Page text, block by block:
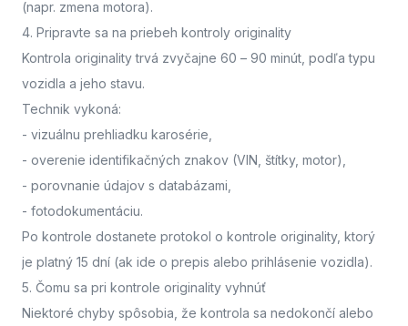
(napr. zmena motora).
4. Pripravte sa na priebeh kontroly originality
Kontrola originality trvá zvyčajne 60 – 90 minút , podľa typu
vozidla a jeho stavu.
Technik vykoná:
- vizuálnu prehliadku karosérie,
- overenie identifikačných znakov (VIN, štítky, motor),
- porovnanie údajov s databázami,
- fotodokumentáciu.
Po kontrole dostanete protokol o kontrole originality, ktorý
je platný 15 dní (ak ide o prepis alebo prihlásenie vozidla).
5. Čomu sa pri kontrole originality vyhnúť
Niektoré chyby spôsobia, že kontrola sa nedokončí alebo